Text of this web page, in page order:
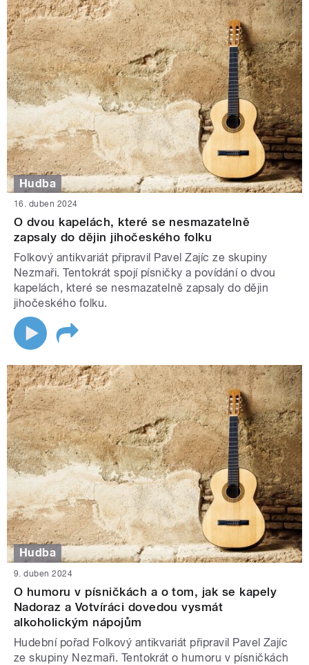
Hudba
16. duben 2024
O dvou kapelách, které se nesmazatelně
zapsaly do dějin jihočeského folku
Folkový antikvariát připravil Pavel Zajíc ze skupiny
Nezmaři. Tentokrát spojí písničky a povídání o dvou
kapelách, které se nesmazatelně zapsaly do dějin
jihočeského folku.
Hudba
9. duben 2024
O humoru v písničkách a o tom, jak se kapely
Nadoraz a Votvíráci dovedou vysmát
alkoholickým nápojům
Hudební pořad Folkový antikvariát připravil Pavel Zajíc
ze skupiny Nezmaři. Tentokrát o humoru v písničkách